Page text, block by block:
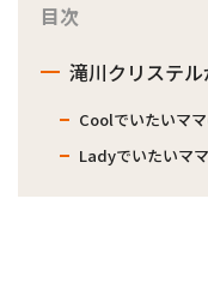
目次
滝川クリステ
Coolでいたいマ
Ladyでいたいマ